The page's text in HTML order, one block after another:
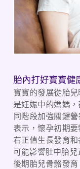
胎內打好寶寶健
寶寶的發展從胎
是妊娠中的媽媽
同階段加強關鍵
表示，懷孕初期
右正值生長發育和
可能影響肚中胎兒
後期胎兒骨骼發